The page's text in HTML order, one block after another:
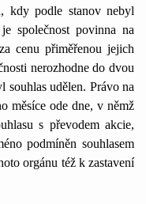
kdy podle stanov nebyl
společnost povinna na
cenu přiměřenou jejich
nerozhodne do dvou
souhlas udělen. Právo na
měsíce ode dne, v němž
s převodem akcie,
podmíněn souhlasem
orgánu též k zastavení